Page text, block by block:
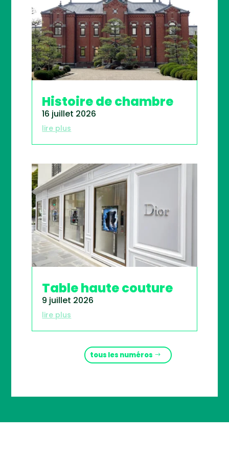
Histoire de chambre
16 juillet 2026
lire plus
Table haute couture
9 juillet 2026
lire plus
tous les numéros